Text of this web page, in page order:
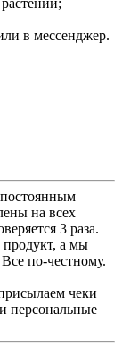
в мессенджер.
на всех
3 раза.
продукт, а мы
по-честному.
чеки
персональные